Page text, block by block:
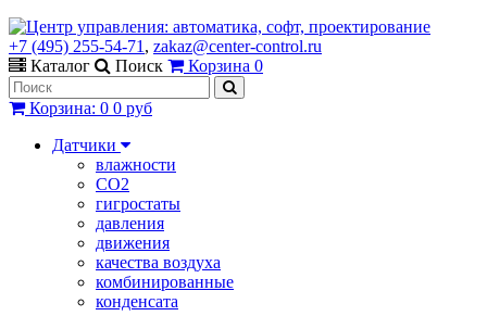
+7 (495) 255-54-71 , zakaz@center-control.ru
Каталог
Поиск Корзина 0
Корзина: 0 0 руб
Датчики
влажности
CO2
гигростаты
давления
движения
качества воздуха
комбинированные
конденсата